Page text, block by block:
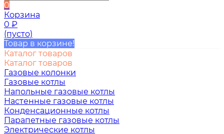
0
Корзина
0 ₽
(пусто)
Товар в корзине!
Каталог товаров
Каталог товаров
Газовые колонки
Газовые котлы
Напольные газовые котлы
Настенные газовые котлы
Конденсационные котлы
Парапетные газовые котлы
Электрические котлы